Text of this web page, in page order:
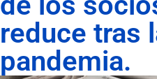
reduce tras
pandemia.